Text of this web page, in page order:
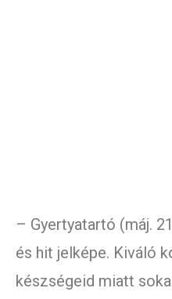
– Gyertyatartó (máj.
és hit jelképe. Kiváló
készségeid miatt